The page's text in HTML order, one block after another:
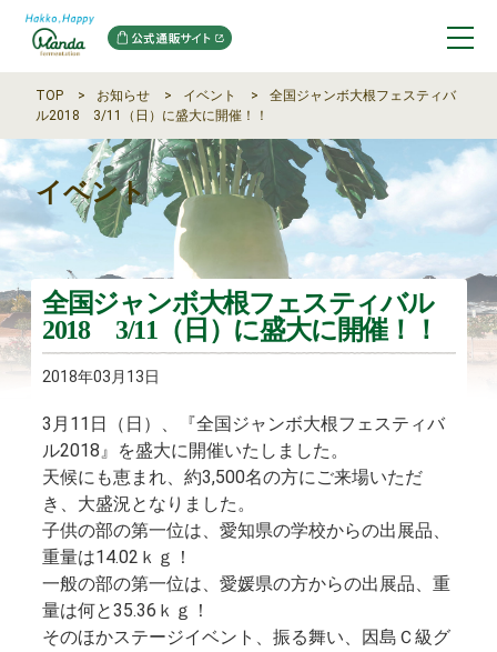
TOP お知らせ イベント
全国ジャンボ大根フェスティバ
ル2018 3/11（日）に盛大に開催！！
イベント
全国ジャンボ大根フェスティバル
2018 3/11（日）に盛大に開催！！
2018年03月13日
3月11日（日）、『全国ジャンボ大根フェスティバ
ル2018』を盛大に開催いたしました。
天候にも恵まれ、約3,500名の方にご来場いただ
き、大盛況となりました。
子供の部の第一位は、愛知県の学校からの出展品、
重量は14.02ｋｇ！
一般の部の第一位は、愛媛県の方からの出展品、重
量は何と35.36ｋｇ！
そのほかステージイベント、振る舞い、因島Ｃ級グ